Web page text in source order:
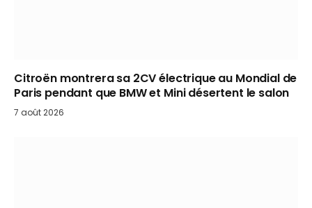
Citroën montrera sa 2CV électrique au Mondial de
Paris pendant que BMW et Mini désertent le salon
7 août 2026